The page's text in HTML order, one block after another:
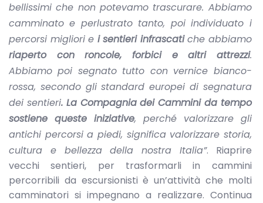
bellissimi che non potevamo trascurare. Abbiamo
camminato e perlustrato tanto, poi individuato i
percorsi migliori e i sentieri infrascatiche abbiamo
riaperto con roncole, forbici e altri attrezzi.
Abbiamo poi segnato tutto con vernice bianco-
rossa, secondo gli standard europei di segnatura
dei sentieri. La Compagnia dei Cammini da tempo
sostiene queste iniziative, perché valorizzare gli
antichi percorsi a piedi, significa valorizzare storia,
cultura e bellezza della nostra Italia”. Riaprire
vecchi sentieri, per trasformarli in cammini
percorribili da escursionisti è un’attività che molti
camminatori si impegnano a realizzare. Continua